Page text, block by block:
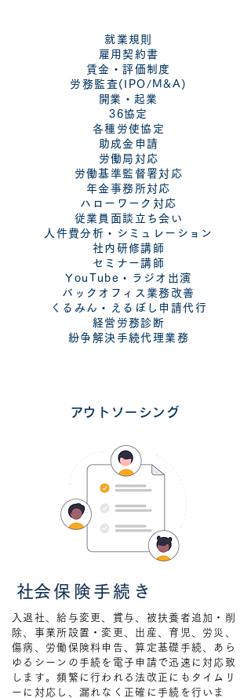
就業規則
雇用契約書
賃金・評価制度
労務監査(IPO/M&A)
​開業・起業
36協定
各種労使協定
助成金申請
労働局対応
労働基準監督署対応
年金事務所対応
ハローワーク対応
従業員面談立ち会い
人件費分析・シミュレーション
社内研修講師
セミナー講師
​YouTube・ラジオ出演
​バックオフィス業務改善
​くるみん・えるぼし申請代行
経営労務診断
紛争解決手続代理業務
​アウトソーシング
​社会保険手続き
入退社、給与変更、賞与、被扶養者追加・削
除、事業所設置・変更、出産、育児、労災、
傷病、労働保険料申告、算定基礎手続、あら
ゆるシーンの手続を電子申請で迅速に対応致
します。頻繁に行われる法改正にもタイムリ
ーに対応し、漏れなく正確に手続を行いま